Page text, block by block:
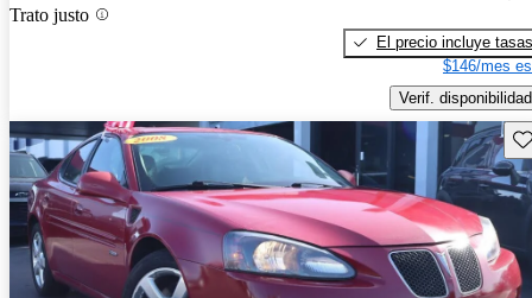
Trato justo
El precio incluye tasas
$146/mes
Verif. disponibilidad